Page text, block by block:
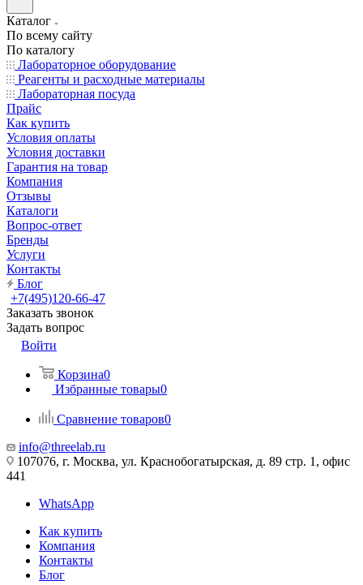
Каталог
По всему сайту
По каталогу
Лабораторное оборудование
Реагенты и расходные материалы
Лабораторная посуда
Прайс
Как купить
Условия оплаты
Условия доставки
Гарантия на товар
Компания
Отзывы
Каталоги
Вопрос-ответ
Бренды
Услуги
Контакты
Блог
+7(495)120-66-47
Заказать звонок
Задать вопрос
Войти
Корзина0
Избранные товары0
Сравнение товаров0
info@threelab.ru
107076, г. Москва, ул. Краснобогатырская, д. 89 стр. 1, офис
441
WhatsApp
Как купить
Компания
Контакты
Блог